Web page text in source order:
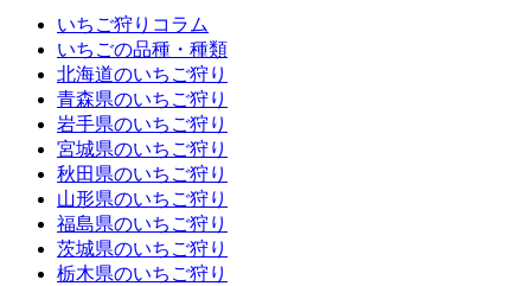
いちご狩りコラム
いちごの品種・種類
北海道のいちご狩り
青森県のいちご狩り
岩手県のいちご狩り
宮城県のいちご狩り
秋田県のいちご狩り
山形県のいちご狩り
福島県のいちご狩り
茨城県のいちご狩り
栃木県のいちご狩り